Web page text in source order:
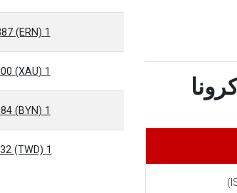
1 AMD = 0.0387 (ERN)
1 AMD = 0.0000 (XAU)
1 AMD = 0.0084 (BYN)
1 AMD = 0.0832 (TWD)